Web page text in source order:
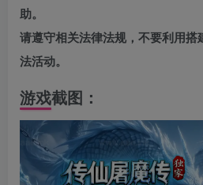
助。
请遵守相关法律法规，不要利用
法活动。
游戏截图：